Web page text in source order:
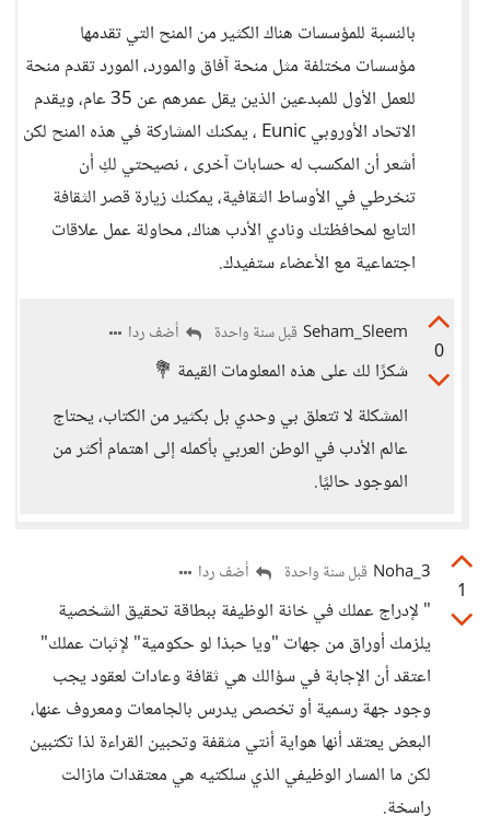
بالنسبة للمؤسسات هناك الكثير من المنح التي تقدمها
مؤسسات مختلفة مثل منحة آفاق والمورد، المورد تقدم منحة
للعمل الأول للمبدعين الذين يقل عمرهم عن 35 عام، ويقدم
الاتحاد الأوروبي Eunic ، يمكنك المشاركة في هذه المنح لكن
أشعر أن المكسب له حسابات آخرى ، نصيحتي لكِ أن
تنخرطي في الأوساط الثقافية، يمكنك زيارة قصر الثقافة
التابع لمحافظتك ونادي الأدب هناك، محاولة عمل علاقات
اجتماعية مع الأعضاء ستفيدك.
0
Seham_Sleem قبل سنة واحدة أضف ردا
شكرًا لك على هذه المعلومات القيمة 💐
المشكلة لا تتعلق بي وحدي بل بكثير من الكتاب، يحتاج
عالم الأدب في الوطن العربي بأكمله إلى اهتمام أكثر من
الموجود حاليًا.
1
3_Noha قبل سنة واحدة أضف ردا
" لإدراج عملك في خانة الوظيفة ببطاقة تحقيق الشخصية
يلزمك أوراق من جهات "ويا حبذا لو حكومية" لإثبات عملك"
اعتقد أن الإجابة في سؤالك هي ثقافة وعادات لعقود يجب
وجود جهة رسمية أو تخصص يدرس بالجامعات ومعروف عنها،
البعض يعتقد أنها هواية أنتي مثقفة وتحبين القراءة لذا تكتبين
لكن ما المسار الوظيفي الذي سلكتيه هي معتقدات مازالت
راسخة.